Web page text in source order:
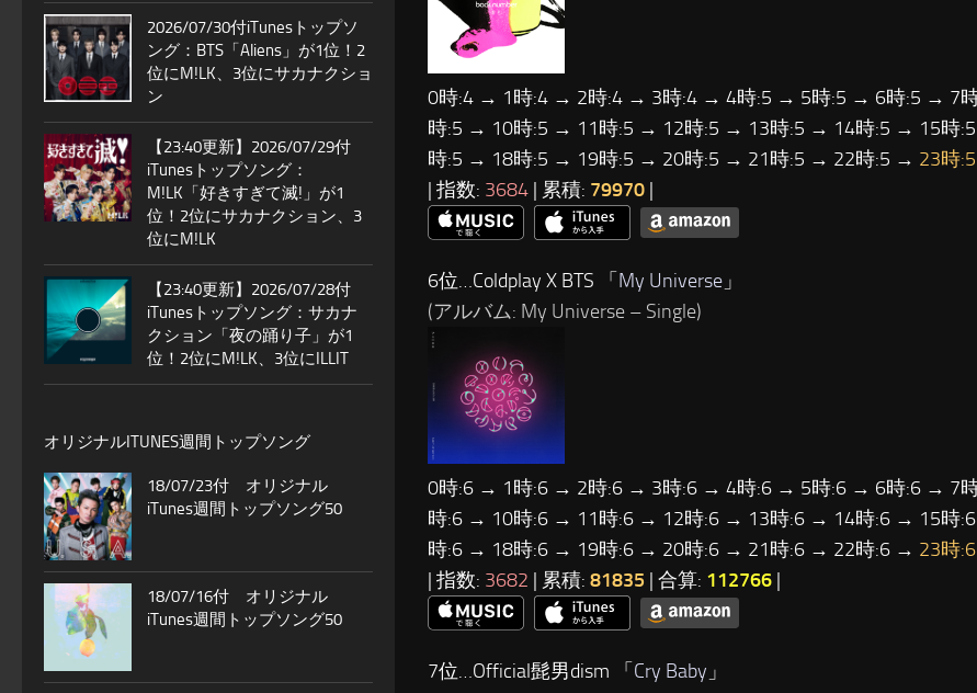
0時:4 → 1時:4 → 2時:4 → 3時:4 → 4時:5 → 5時:5 → 6時:5 → 7
時:5 → 10時:5 → 11時:5 → 12時:5 → 13時:5 → 14時:5 → 15時
時:5 → 18時:5 → 19時:5 → 20時:5 → 21時:5 → 22時:5 → 23時:5
| 指数: 3684 | 累積: 79970 |
6位…Coldplay X BTS 「 My Universe 」
(アルバム: My Universe – Single)
0時:6 → 1時:6 → 2時:6 → 3時:6 → 4時:6 → 5時:6 → 6時:6 → 7
時:6 → 10時:6 → 11時:6 → 12時:6 → 13時:6 → 14時:6 → 15時
時:6 → 18時:6 → 19時:6 → 20時:6 → 21時:6 → 22時:6 → 23時:6
| 指数: 3682 | 累積: 81835 | 合算: 112766 |
7位…Official髭男dism 「 Cry Baby 」
2026/07/30付iTunesトップソ
ング：BTS「Aliens」が1位！2
位にM!LK、3位にサカナクショ
ン
【23:40更新】2026/07/29付
iTunesトップソング：
M!LK「好きすぎて滅!」が1
位！2位にサカナクション、3
位にM!LK
【23:40更新】2026/07/28付
iTunesトップソング：サカナ
クション「夜の踊り子」が1
位！2位にM!LK、3位にILLIT
オリジナルITUNES週間トップソング
18/07/23付 オリジナル
iTunes週間トップソング50
18/07/16付 オリジナル
iTunes週間トップソング50